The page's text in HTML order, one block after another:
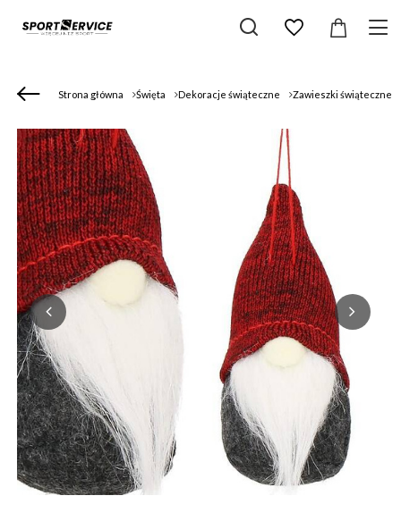
Strona główna Święta Dekoracje świąteczne Zawieszki świąteczne